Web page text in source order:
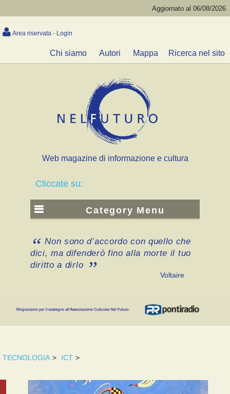
Aggiornato al 06/08/2026
Area riservata - Login
Chi siamo Autori Mappa Ricerca nel sito
Web magazine di informazione e cultura
Cliccate su:
Category Menu
Non sono d’accordo con quello che
dici, ma difenderò fino alla morte il tuo
diritto a dirlo
Voltaire
TECNOLOGIA > ICT >